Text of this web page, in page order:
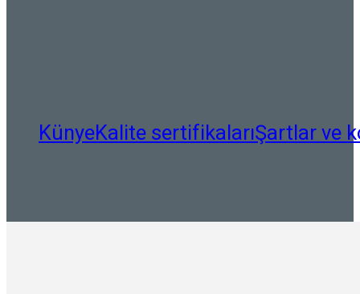
KünyeKalite sertifikalarıŞartlar ve